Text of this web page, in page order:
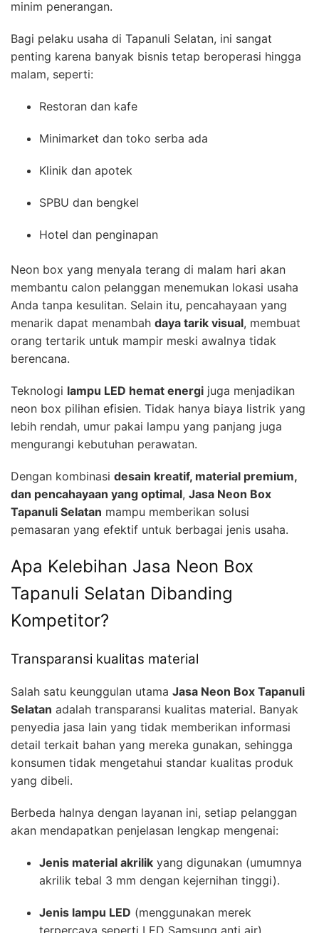
minim penerangan.
Bagi pelaku usaha di Tapanuli Selatan, ini sangat
penting karena banyak bisnis tetap beroperasi hingga
malam, seperti:
Restoran dan kafe
Minimarket dan toko serba ada
Klinik dan apotek
SPBU dan bengkel
Hotel dan penginapan
Neon box yang menyala terang di malam hari akan
membantu calon pelanggan menemukan lokasi usaha
Anda tanpa kesulitan. Selain itu, pencahayaan yang
menarik dapat menambah daya tarik visual, membuat
orang tertarik untuk mampir meski awalnya tidak
berencana.
Teknologi lampu LED hemat energi juga menjadikan
neon box pilihan efisien. Tidak hanya biaya listrik yang
lebih rendah, umur pakai lampu yang panjang juga
mengurangi kebutuhan perawatan.
Dengan kombinasi desain kreatif, material premium,
dan pencahayaan yang optimal, Jasa Neon Box
Tapanuli Selatan mampu memberikan solusi
pemasaran yang efektif untuk berbagai jenis usaha.
Apa Kelebihan Jasa Neon Box
Tapanuli Selatan Dibanding
Kompetitor?
Transparansi kualitas material
Salah satu keunggulan utama Jasa Neon Box Tapanuli
Selatan adalah transparansi kualitas material. Banyak
penyedia jasa lain yang tidak memberikan informasi
detail terkait bahan yang mereka gunakan, sehingga
konsumen tidak mengetahui standar kualitas produk
yang dibeli.
Berbeda halnya dengan layanan ini, setiap pelanggan
akan mendapatkan penjelasan lengkap mengenai:
Jenis material akrilik yang digunakan (umumnya
akrilik tebal 3 mm dengan kejernihan tinggi).
Jenis lampu LED (menggunakan merek
terpercaya seperti LED Samsung anti air).